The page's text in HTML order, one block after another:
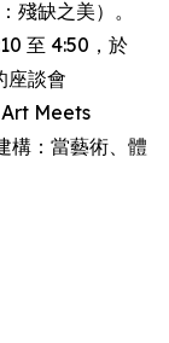
殘缺之美）。
至 4:50，於
座談會
Meets
構：當藝術、體